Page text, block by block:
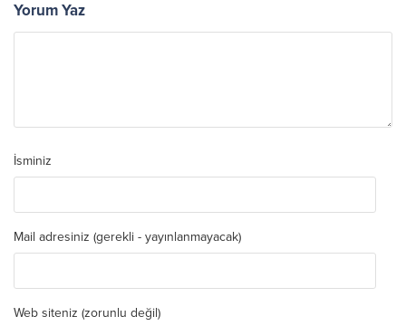
Yorum Yaz
İsminiz
Mail adresiniz (gerekli - yayınlanmayacak)
Web siteniz (zorunlu değil)